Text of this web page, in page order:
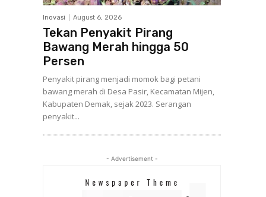
Inovasi August 6, 2026
Tekan Penyakit Pirang
Bawang Merah hingga 50
Persen
Penyakit pirang menjadi momok bagi petani
bawang merah di Desa Pasir, Kecamatan Mijen,
Kabupaten Demak, sejak 2023. Serangan
penyakit...
- Advertisement -